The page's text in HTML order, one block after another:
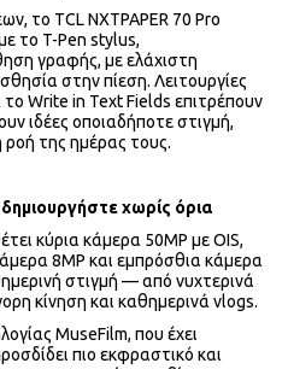
το TCL NXTPAPER 70 Pro
το T-Pen stylus,
γραφής, με ελάχιστη
στην πίεση. Λειτουργίες
Write in Text Fields επιτρέπουν
ιδέες οποιαδήποτε στιγμή,
της ημέρας τους.
χωρίς όρια
κύρια κάμερα 50MP με OIS,
8MP και εμπρόσθια κάμερα
στιγμή — από νυχτερινά
κίνηση και καθημερινά vlogs.
MuseFilm, που έχει
πιο εκφραστικό και